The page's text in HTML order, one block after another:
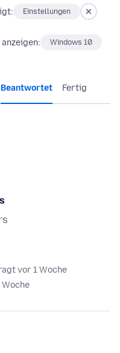
Einstellungen
Windows 10
Beantwortet Fertig
vor 1 Woche
Woche